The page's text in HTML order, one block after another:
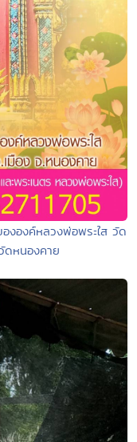
งองค์หลวงพ่อพระใส วัด
ดหนองคาย